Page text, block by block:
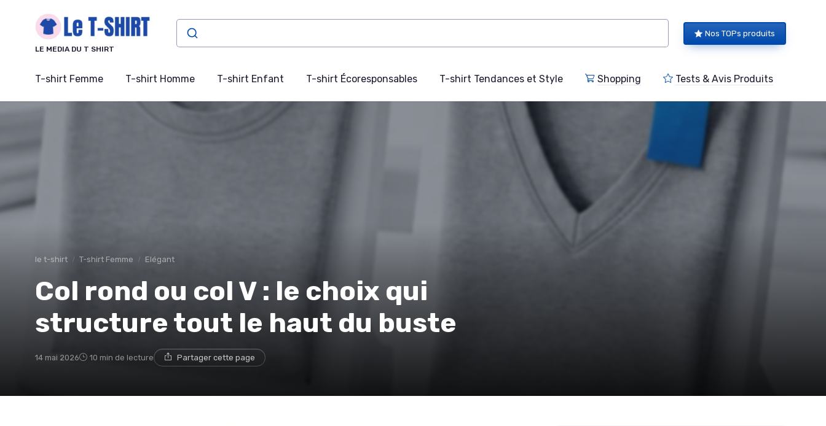
LE MEDIA DU T SHIRT
Nos TOPs produits
T-shirt Femme T-shirt Homme T-shirt Enfant T-shirt Écoresponsables T-shirt Tendances et Style Shopping Tests & Avis Produits
le t-shirt T-shirt Femme Elégant
Col rond ou col V : le choix qui
structure tout le haut du buste
14 mai 2026 10 min de lecture Partager cette page